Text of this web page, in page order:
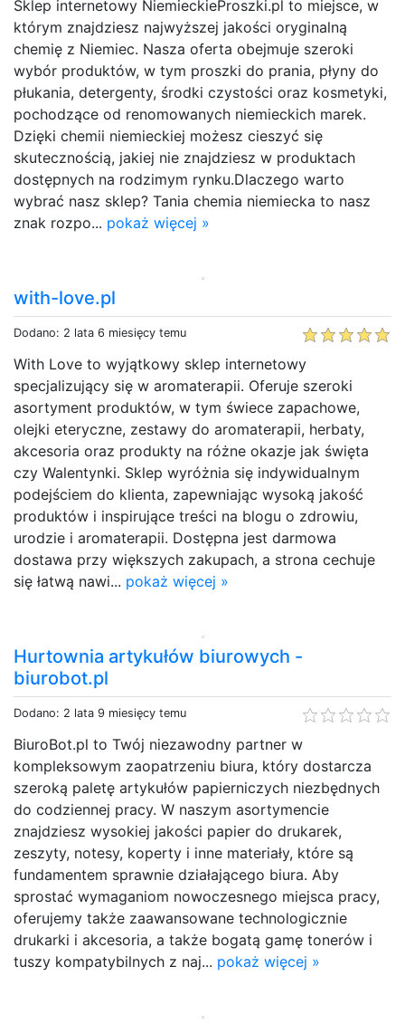
Sklep internetowy NiemieckieProszki.pl to miejsce, w
którym znajdziesz najwyższej jakości oryginalną
chemię z Niemiec. Nasza oferta obejmuje szeroki
wybór produktów, w tym proszki do prania, płyny do
płukania, detergenty, środki czystości oraz kosmetyki,
pochodzące od renomowanych niemieckich marek.
Dzięki chemii niemieckiej możesz cieszyć się
skutecznością, jakiej nie znajdziesz w produktach
dostępnych na rodzimym rynku.Dlaczego warto
wybrać nasz sklep? Tania chemia niemiecka to nasz
znak rozpo... pokaż więcej »
with-love.pl
Dodano: 2 lata 6 miesięcy temu
With Love to wyjątkowy sklep internetowy
specjalizujący się w aromaterapii. Oferuje szeroki
asortyment produktów, w tym świece zapachowe,
olejki eteryczne, zestawy do aromaterapii, herbaty,
akcesoria oraz produkty na różne okazje jak święta
czy Walentynki. Sklep wyróżnia się indywidualnym
podejściem do klienta, zapewniając wysoką jakość
produktów i inspirujące treści na blogu o zdrowiu,
urodzie i aromaterapii. Dostępna jest darmowa
dostawa przy większych zakupach, a strona cechuje
się łatwą nawi... pokaż więcej »
Hurtownia artykułów biurowych -
biurobot.pl
Dodano: 2 lata 9 miesięcy temu
BiuroBot.pl to Twój niezawodny partner w
kompleksowym zaopatrzeniu biura, który dostarcza
szeroką paletę artykułów papierniczych niezbędnych
do codziennej pracy. W naszym asortymencie
znajdziesz wysokiej jakości papier do drukarek,
zeszyty, notesy, koperty i inne materiały, które są
fundamentem sprawnie działającego biura. Aby
sprostać wymaganiom nowoczesnego miejsca pracy,
oferujemy także zaawansowane technologicznie
drukarki i akcesoria, a także bogatą gamę tonerów i
tuszy kompatybilnych z naj... pokaż więcej »